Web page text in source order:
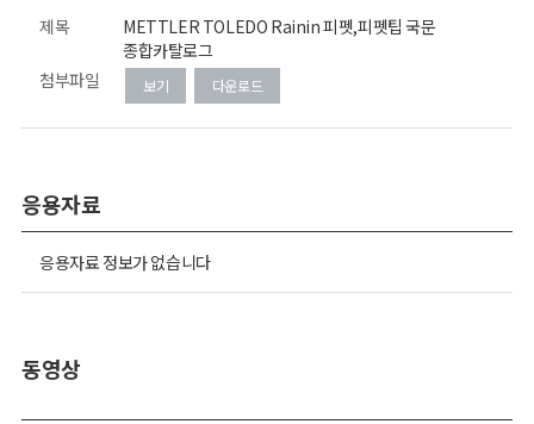
제목
METTLER TOLEDO Rainin 피펫,피펫팁 국문
종합카탈로그
첨부파일
보기 다운로드
응용자료
응용자료 정보가 없습니다
동영상